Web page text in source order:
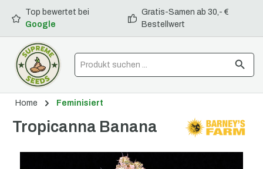
springen
Top bewertet bei
Google
Gratis-Samen ab 30,- €
Bestellwert
Home Feminisiert
Tropicanna Banana
Bildergalerie überspringen